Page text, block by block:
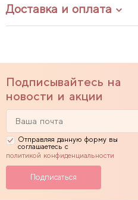
Доставка и оплата
Подписывайтесь на
новости и акции
Отправляя данную форму вы
соглашаетесь с
политикой конфиденциальности